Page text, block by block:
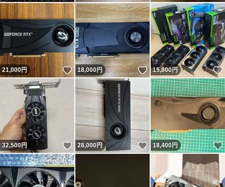
21,000円 いいね！
18,000円 いいね！
15,800円
32,500円 いいね！
28,000 円 いいね！
18,400円